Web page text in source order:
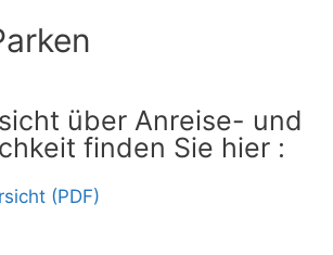
über Anreise- und
finden Sie hier :
(PDF)